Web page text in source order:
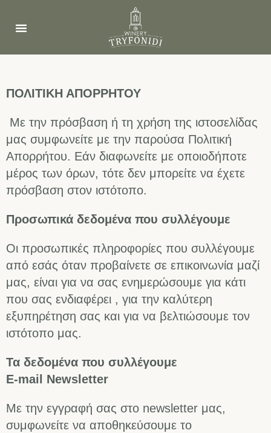
ΠΟΛΙΤΙΚΗ ΑΠΟΡΡΗΤΟΥ
Με την πρόσβαση ή τη χρήση της ιστοσελίδας
μας συμφωνείτε με την παρούσα Πολιτική
Απορρήτου. Εάν διαφωνείτε με οποιοδήποτε
μέρος των όρων, τότε δεν μπορείτε να έχετε
πρόσβαση στον ιστότοπο.
Προσωπικά δεδομένα που συλλέγουμε
Οι προσωπικές πληροφορίες που συλλέγουμε
από εσάς όταν προβαίνετε σε επικοινωνία μαζί
μας, είναι για να σας ενημερώσουμε για κάτι
που σας ενδιαφέρει , για την καλύτερη
εξυπηρέτηση σας και για να βελτιώσουμε τον
ιστότοπο μας.
Τα δεδομένα που συλλέγουμε
E-mail Newsletter
Με την εγγραφή σας στο newsletter μας,
συμφωνείτε να αποθηκεύσουμε το